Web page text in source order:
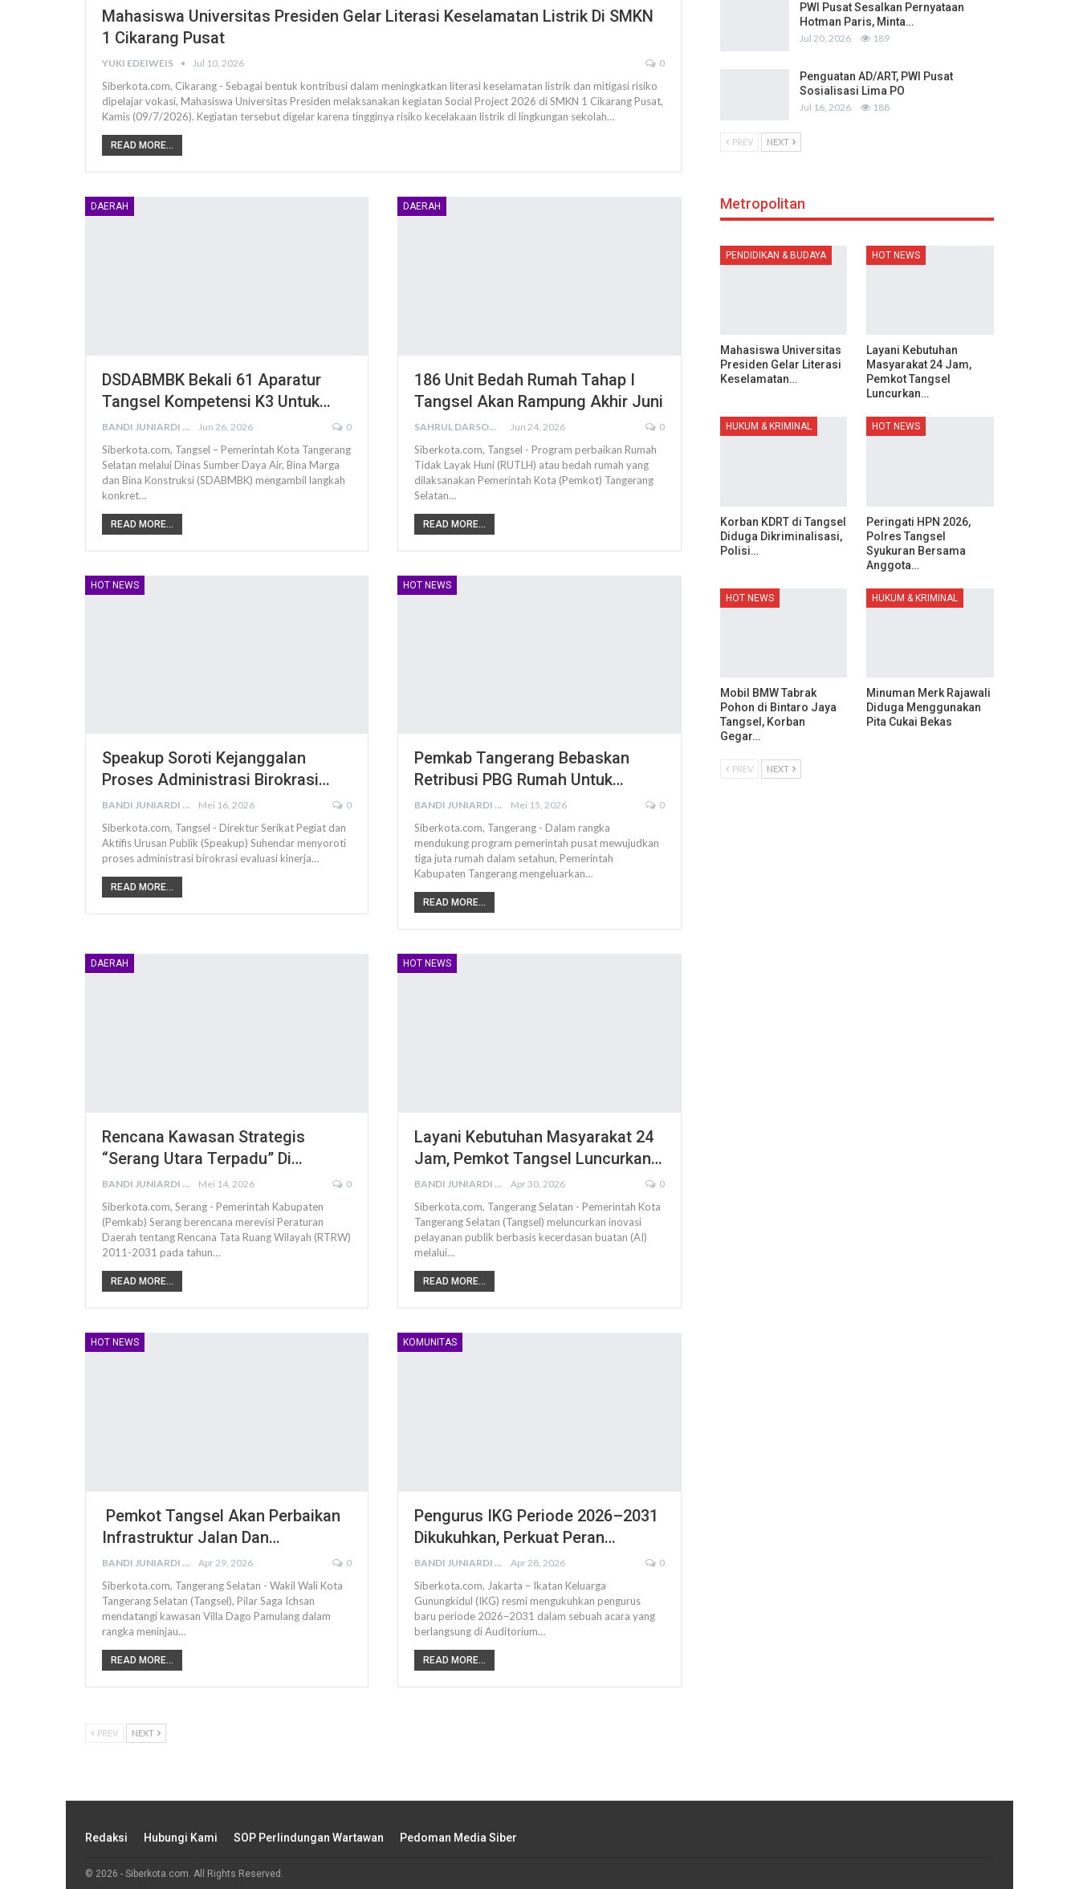
Mahasiswa Universitas Presiden Gelar Literasi Keselamatan Listrik Di SMKN
1 Cikarang Pusat
YUKI EDEIWEIS Jul 10, 2026 0
Siberkota.com, Cikarang - Sebagai bentuk kontribusi dalam meningkatkan literasi keselamatan listrik dan mitigasi risiko
dipelajar vokasi, Mahasiswa Universitas Presiden melaksanakan kegiatan Social Project 2026 di SMKN 1 Cikarang Pusat,
Kamis (09/7/2026). Kegiatan tersebut digelar karena tingginya risiko kecelakaan listrik di lingkungan sekolah…
READ MORE...
DAERAH
DSDABMBK Bekali 61 Aparatur
Tangsel Kompetensi K3 Untuk…
BANDI JUNIARDI Jun 26, 2026 0
Siberkota.com, Tangsel – Pemerintah Kota Tangerang
Selatan melalui Dinas Sumber Daya Air, Bina Marga
dan Bina Konstruksi (SDABMBK) mengambil langkah
konkret…
READ MORE...
DAERAH
186 Unit Bedah Rumah Tahap I
Tangsel Akan Rampung Akhir Juni
SAHRUL DARSONO Jun 24, 2026 0
Siberkota.com, Tangsel - Program perbaikan Rumah
Tidak Layak Huni (RUTLH) atau bedah rumah yang
dilaksanakan Pemerintah Kota (Pemkot) Tangerang
Selatan…
READ MORE...
HOT NEWS
Speakup Soroti Kejanggalan
Proses Administrasi Birokrasi…
BANDI JUNIARDI Mei 16, 2026 0
Siberkota.com, Tangsel - Direktur Serikat Pegiat dan
Aktifis Urusan Publik (Speakup) Suhendar menyoroti
proses administrasi birokrasi evaluasi kinerja…
READ MORE...
HOT NEWS
Pemkab Tangerang Bebaskan
Retribusi PBG Rumah Untuk…
BANDI JUNIARDI Mei 15, 2026 0
Siberkota.com, Tangerang - Dalam rangka
mendukung program pemerintah pusat mewujudkan
tiga juta rumah dalam setahun, Pemerintah
Kabupaten Tangerang mengeluarkan…
READ MORE...
DAERAH
Rencana Kawasan Strategis
“Serang Utara Terpadu” Di…
BANDI JUNIARDI Mei 14, 2026 0
Siberkota.com, Serang - Pemerintah Kabupaten
(Pemkab) Serang berencana merevisi Peraturan
Daerah tentang Rencana Tata Ruang Wilayah (RTRW)
2011-2031 pada tahun…
READ MORE...
HOT NEWS
Layani Kebutuhan Masyarakat 24
Jam, Pemkot Tangsel Luncurkan…
BANDI JUNIARDI Apr 30, 2026 0
Siberkota.com, Tangerang Selatan - Pemerintah Kota
Tangerang Selatan (Tangsel) meluncurkan inovasi
pelayanan publik berbasis kecerdasan buatan (AI)
melalui…
READ MORE...
HOT NEWS
Pemkot Tangsel Akan Perbaikan
Infrastruktur Jalan Dan…
BANDI JUNIARDI Apr 29, 2026 0
Siberkota.com, Tangerang Selatan - Wakil Wali Kota
Tangerang Selatan (Tangsel), Pilar Saga Ichsan
mendatangi kawasan Villa Dago Pamulang dalam
rangka meninjau…
READ MORE...
KOMUNITAS
Pengurus IKG Periode 2026–2031
Dikukuhkan, Perkuat Peran…
BANDI JUNIARDI Apr 28, 2026 0
Siberkota.com, Jakarta – Ikatan Keluarga
Gunungkidul (IKG) resmi mengukuhkan pengurus
baru periode 2026–2031 dalam sebuah acara yang
berlangsung di Auditorium…
READ MORE...
PREV NEXT
PWI Pusat Sesalkan Pernyataan
Hotman Paris, Minta…
Jul 20, 2026 189
Penguatan AD/ART, PWI Pusat
Sosialisasi Lima PO
Jul 16, 2026 188
PREV NEXT
Metropolitan
PENDIDIKAN & BUDAYA
Mahasiswa Universitas
Presiden Gelar Literasi
Keselamatan…
HOT NEWS
Layani Kebutuhan
Masyarakat 24 Jam,
Pemkot Tangsel
Luncurkan…
HUKUM & KRIMINAL
Korban KDRT di Tangsel
Diduga Dikriminalisasi,
Polisi…
HOT NEWS
Peringati HPN 2026,
Polres Tangsel
Syukuran Bersama
Anggota…
HOT NEWS
Mobil BMW Tabrak
Pohon di Bintaro Jaya
Tangsel, Korban
Gegar…
HUKUM & KRIMINAL
Minuman Merk Rajawali
Diduga Menggunakan
Pita Cukai Bekas
PREV NEXT
Redaksi Hubungi Kami SOP Perlindungan Wartawan Pedoman Media Siber
© 2026 - Siberkota.com. All Rights Reserved.